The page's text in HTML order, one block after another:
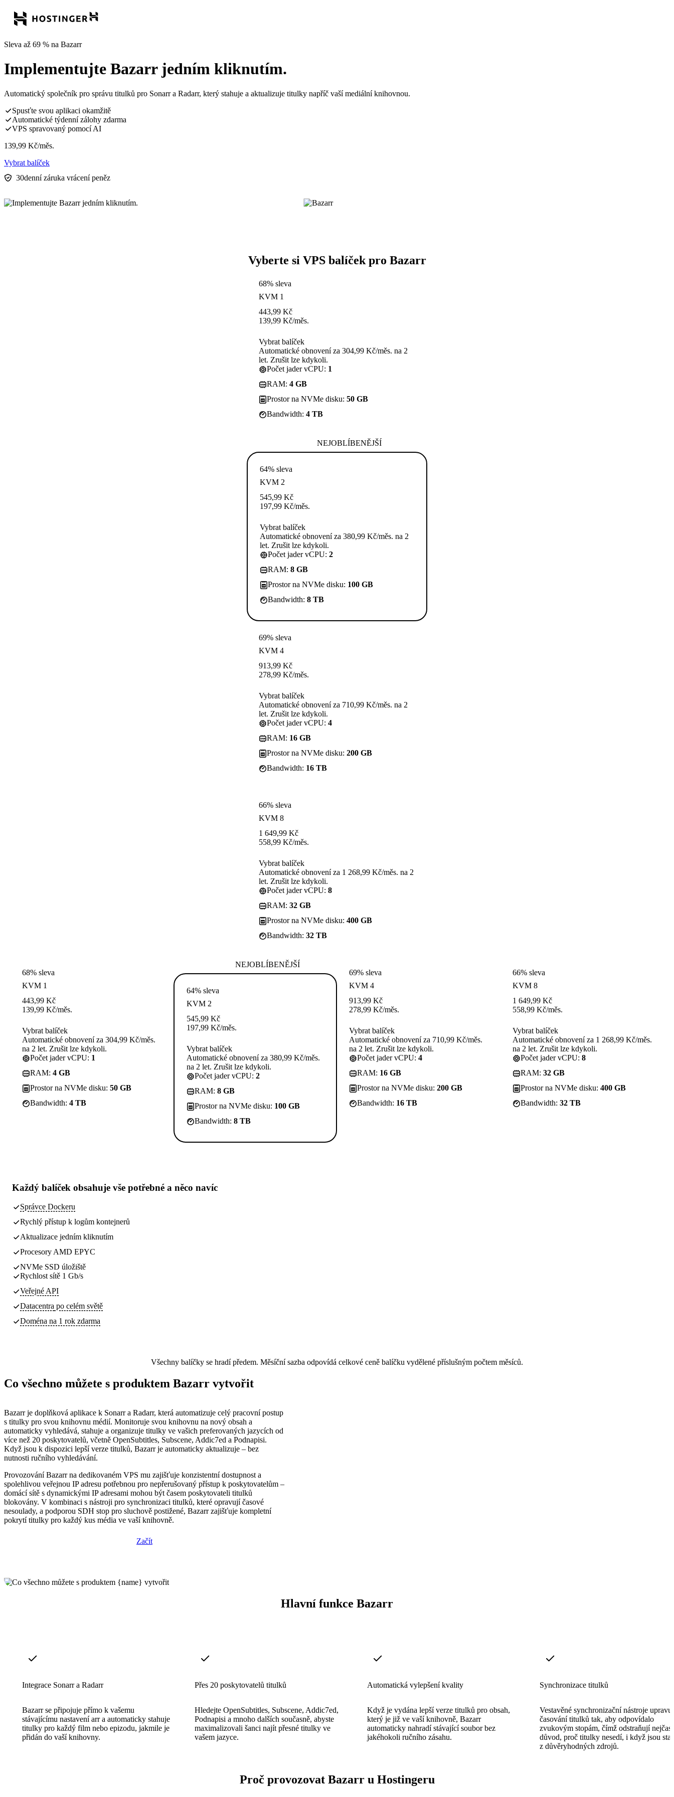
Sleva až 69 % na Bazarr
Implementujte Bazarr jedním kliknutím.
Automatický společník pro správu titulků pro Sonarr a Radarr, který stahuje a aktualizuje titulky napříč vaší mediální knihovnou.
Spusťte svou aplikaci okamžitě
Automatické týdenní zálohy zdarma
VPS spravovaný pomocí AI
139,99 Kč/měs.
Vybrat balíček
30denní záruka vrácení peněz
Vyberte si VPS balíček pro Bazarr
68% sleva
KVM 1
443,99 Kč
139,99 Kč/měs.
Vybrat balíček
Automatické obnovení za 304,99 Kč/měs. na 2
let. Zrušit lze kdykoli.
Počet jader vCPU: 1
RAM: 4 GB
Prostor na NVMe disku: 50 GB
Bandwidth: 4 TB
NEJOBLÍBENĚJŠÍ
64% sleva
KVM 2
545,99 Kč
197,99 Kč/měs.
Vybrat balíček
Automatické obnovení za 380,99 Kč/měs. na 2
let. Zrušit lze kdykoli.
Počet jader vCPU: 2
RAM: 8 GB
Prostor na NVMe disku: 100 GB
Bandwidth: 8 TB
69% sleva
KVM 4
913,99 Kč
278,99 Kč/měs.
Vybrat balíček
Automatické obnovení za 710,99 Kč/měs. na 2
let. Zrušit lze kdykoli.
Počet jader vCPU: 4
RAM: 16 GB
Prostor na NVMe disku: 200 GB
Bandwidth: 16 TB
66% sleva
KVM 8
1 649,99 Kč
558,99 Kč/měs.
Vybrat balíček
Automatické obnovení za 1 268,99 Kč/měs. na 2
let. Zrušit lze kdykoli.
Počet jader vCPU: 8
RAM: 32 GB
Prostor na NVMe disku: 400 GB
Bandwidth: 32 TB
68% sleva
KVM 1
443,99 Kč
139,99 Kč/měs.
Vybrat balíček
Automatické obnovení za 304,99 Kč/měs.
na 2 let. Zrušit lze kdykoli.
Počet jader vCPU: 1
RAM: 4 GB
Prostor na NVMe disku: 50 GB
Bandwidth: 4 TB
NEJOBLÍBENĚJŠÍ
64% sleva
KVM 2
545,99 Kč
197,99 Kč/měs.
Vybrat balíček
Automatické obnovení za 380,99 Kč/měs.
na 2 let. Zrušit lze kdykoli.
Počet jader vCPU: 2
RAM: 8 GB
Prostor na NVMe disku: 100 GB
Bandwidth: 8 TB
69% sleva
KVM 4
913,99 Kč
278,99 Kč/měs.
Vybrat balíček
Automatické obnovení za 710,99 Kč/měs.
na 2 let. Zrušit lze kdykoli.
Počet jader vCPU: 4
RAM: 16 GB
Prostor na NVMe disku: 200 GB
Bandwidth: 16 TB
66% sleva
KVM 8
1 649,99 Kč
558,99 Kč/měs.
Vybrat balíček
Automatické obnovení za 1 268,99 Kč/měs.
na 2 let. Zrušit lze kdykoli.
Počet jader vCPU: 8
RAM: 32 GB
Prostor na NVMe disku: 400 GB
Bandwidth: 32 TB
Každý balíček obsahuje vše potřebné a něco navíc
Správce Dockeru
Rychlý přístup k logům kontejnerů
Aktualizace jedním kliknutím
Procesory AMD EPYC
NVMe SSD úložiště
Rychlost sítě 1 Gb/s
Veřejné API
Datacentra po celém světě
Doména na 1 rok zdarma
Všechny balíčky se hradí předem. Měsíční sazba odpovídá celkové ceně balíčku vydělené příslušným počtem měsíců.
Co všechno můžete s produktem Bazarr vytvořit
Bazarr je doplňková aplikace k Sonarr a Radarr, která automatizuje celý pracovní postup
s titulky pro svou knihovnu médií. Monitoruje svou knihovnu na nový obsah a
automaticky vyhledává, stahuje a organizuje titulky ve vašich preferovaných jazycích od
více než 20 poskytovatelů, včetně OpenSubtitles, Subscene, Addic7ed a Podnapisi.
Když jsou k dispozici lepší verze titulků, Bazarr je automaticky aktualizuje – bez
nutnosti ručního vyhledávání.
Provozování Bazarr na dedikovaném VPS mu zajišťuje konzistentní dostupnost a
spolehlivou veřejnou IP adresu potřebnou pro nepřerušovaný přístup k poskytovatelům –
domácí sítě s dynamickými IP adresami mohou být časem poskytovateli titulků
blokovány. V kombinaci s nástroji pro synchronizaci titulků, které opravují časové
nesoulady, a podporou SDH stop pro sluchově postižené, Bazarr zajišťuje kompletní
pokrytí titulky pro každý kus média ve vaší knihovně.
Začít
Hlavní funkce Bazarr
Integrace Sonarr a Radarr
Bazarr se připojuje přímo k vašemu
stávajícímu nastavení arr a automaticky stahuje
titulky pro každý film nebo epizodu, jakmile je
přidán do vaší knihovny.
Přes 20 poskytovatelů titulků
Hledejte OpenSubtitles, Subscene, Addic7ed,
Podnapisi a mnoho dalších současně, abyste
maximalizovali šanci najít přesné titulky ve
vašem jazyce.
Automatická vylepšení kvality
Když je vydána lepší verze titulků pro obsah,
který je již ve vaší knihovně, Bazarr
automaticky nahradí stávající soubor bez
jakéhokoli ručního zásahu.
Synchronizace titulků
Vestavěné synchronizační nástroje
časování titulků tak, aby odpovídalo
zvukovým stopám, čímž odstraňují
důvod, proč titulky nesedí, i když jsou
z důvěryhodných zdrojů.
Proč provozovat Bazarr u Hostingeru